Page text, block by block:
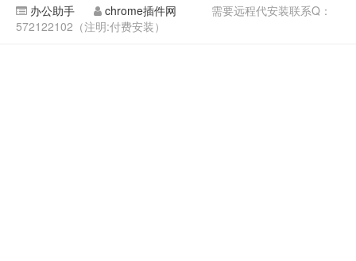
办公助手 chrome插件网
需要远程代安装联系Q：
572122102（注明:付费安装）